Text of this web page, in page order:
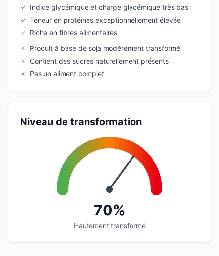
✓ Indice glycémique et charge glycémique très bas
✓ Teneur en protéines exceptionnellement élevée
✓ Riche en fibres alimentaires
✗
Produit à base de soja modérément transformé
✗
Contient des sucres naturellement présents
✗
Pas un aliment complet
Niveau de transformation
70%
Hautement transformé